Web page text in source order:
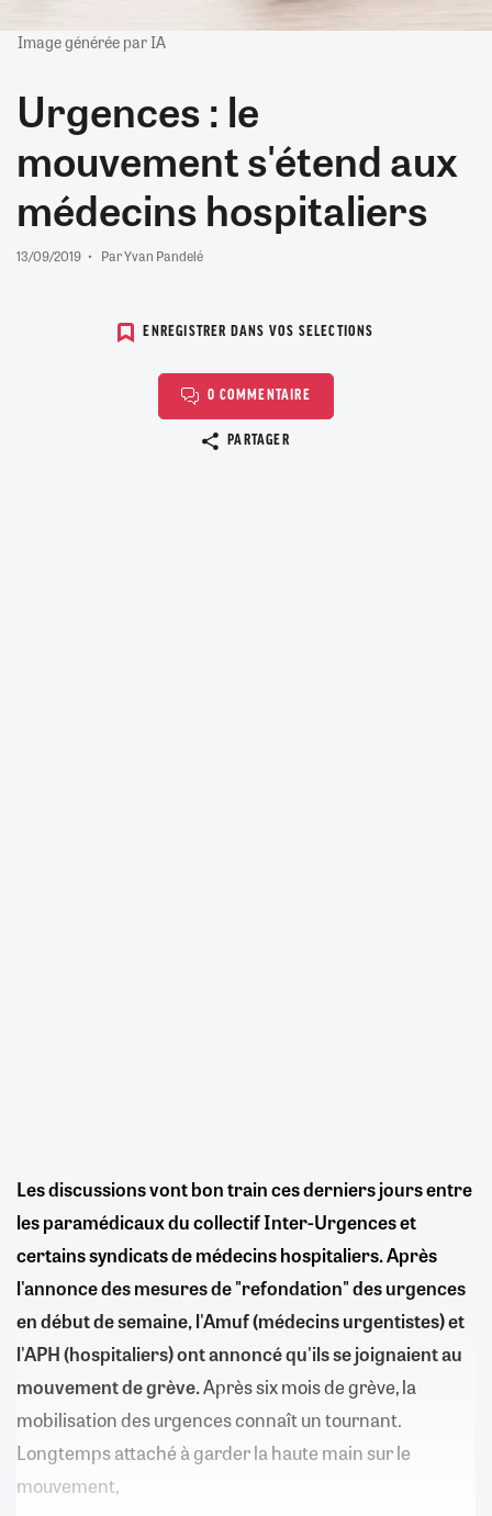
Image générée par IA
Urgences : le
mouvement s'étend aux
médecins hospitaliers
13/09/2019 Par Yvan Pandelé
ENREGISTRER DANS VOS SELECTIONS
0 COMMENTAIRE
PARTAGER
Les discussions vont bon train ces derniers jours entre
les paramédicaux du collectif Inter-Urgences et
certains syndicats de médecins hospitaliers. Après
l'annonce des mesures de "refondation" des urgences
en début de semaine, l'Amuf (médecins urgentistes) et
l'APH (hospitaliers) ont annoncé qu'ils se joignaient au
mouvement de grève.Après six mois de grève, la
mobilisation des urgences connaît un tournant.
Longtemps attaché à garder la haute main sur le
mouvement,